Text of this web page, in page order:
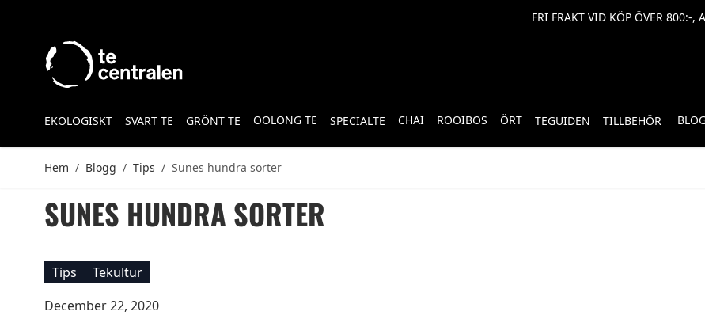
FRI FRAKT VID KÖP ÖVER 800:-,
EKOLOGISKT SVART TE GRÖNT TE OOLONG TE SPECIALTE CHAI ROOIBOS ÖRT TEGUIDEN TILLBEHÖR
Hem / Blogg / Tips / Sunes hundra sorter
SUNES HUNDRA SORTER
Tips
Tekultur
December 22, 2020